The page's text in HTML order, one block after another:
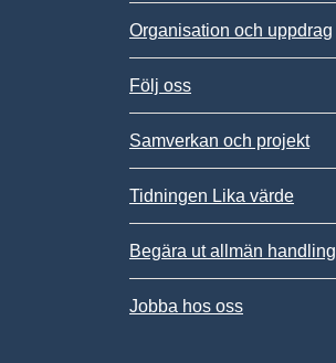
Organisation och uppdrag
Följ oss
Samverkan och projekt
Tidningen Lika värde
Begära ut allmän handling
Jobba hos oss